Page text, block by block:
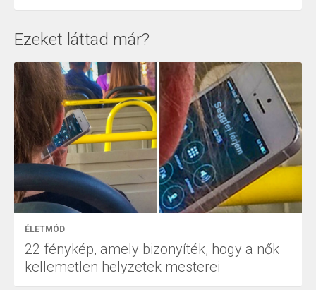
Ezeket láttad már?
ÉLETMÓD
22 fénykép, amely bizonyíték, hogy a nők
kellemetlen helyzetek mesterei